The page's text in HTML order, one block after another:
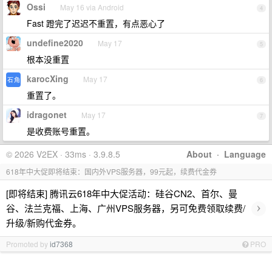
4
Ossi May 16 via Android
Fast 蹬完了迟迟不重置，有点恶心了
5
undefine2020 May 17
根本没重置
6
karocXing May 17
重置了。
7
idragonet May 17
是收费账号重置。
About · Language
© 2026 V2EX · 33ms · 3.9.8.5
618年中大促即将结束：国内外VPS服务器，99元起，续费代金券
[即将结束] 腾讯云618年中大促活动：硅谷CN2、首尔、曼
谷、法兰克福、上海、广州VPS服务器，另可免费领取续费/
升级/新购代金券。
›
Promoted byid7368 PRO